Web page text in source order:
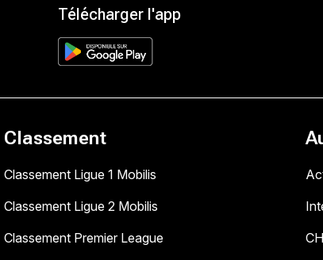
Télécharger l'app
Classement
Classement Ligue 1 Mobilis
Classement Ligue 2 Mobilis
Classement Premier League